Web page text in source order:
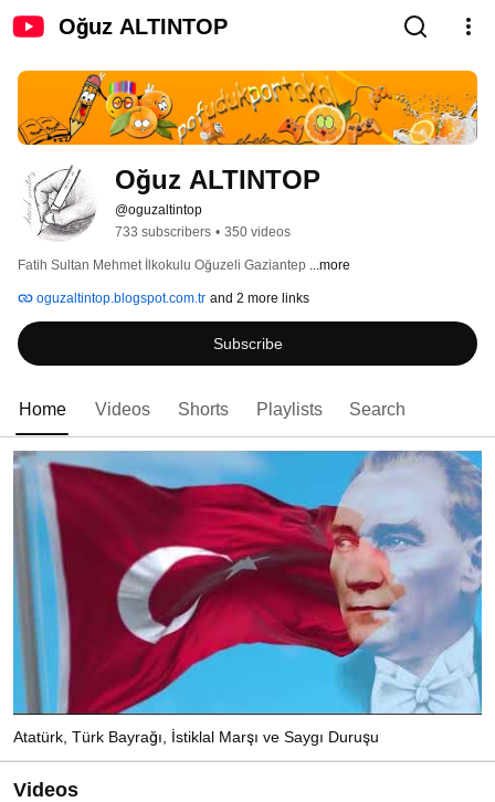
Oğuz ALTINTOP
Oğuz ALTINTOP
@oguzaltintop
733 subscribers • 350 videos
Fatih Sultan Mehmet İlkokulu Oğuzeli Gaziantep ...more
oguzaltintop.blogspot.com.tr and 2 more links
Subscribe
Home Videos Shorts Playlists Search
Atatürk, Türk Bayrağı, İstiklal Marşı ve Saygı Duruşu
Videos